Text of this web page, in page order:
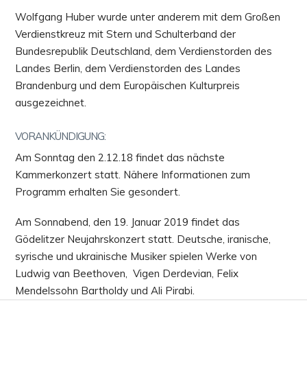
Wolfgang Huber wurde unter anderem mit dem Großen
Verdienstkreuz mit Stern und Schulterband der
Bundesrepublik Deutschland, dem Verdienstorden des
Landes Berlin, dem Verdienstorden des Landes
Brandenburg und dem Europäischen Kulturpreis
ausgezeichnet.
VORANKÜNDIGUNG:
Am Sonntag den 2.12.18 findet das nächste
Kammerkonzert statt. Nähere Informationen zum
Programm erhalten Sie gesondert.
Am Sonnabend, den 19. Januar 2019 findet das
Gödelitzer Neujahrskonzert statt. Deutsche, iranische,
syrische und ukrainische Musiker spielen Werke von
Ludwig van Beethoven, Vigen Derdevian, Felix
Mendelssohn Bartholdy und Ali Pirabi.